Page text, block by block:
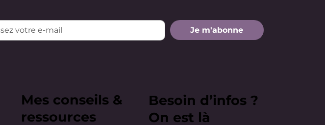
Je m'abonne
Mes conseils &
ressources
Besoin d’infos ?
On est là